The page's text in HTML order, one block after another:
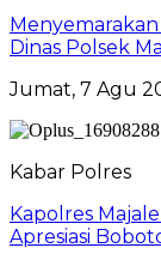
Dinas Polsek
Jumat, 7 Agu
Kabar Polres
Kapolres
Apresiasi